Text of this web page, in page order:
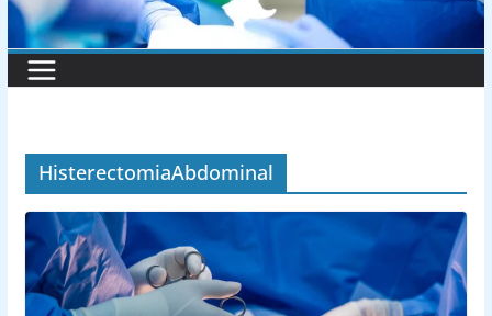
HisterectomiaAbdominal